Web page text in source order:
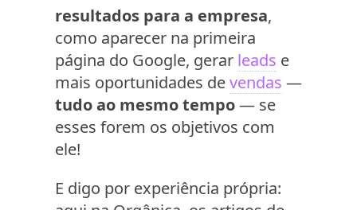
resultados para a empresa,
como aparecer na primeira
página do Google, gerar leads e
mais oportunidades devendas —
tudo ao mesmo tempo— se
esses forem os objetivos com
ele!
E digo por experiência própria: